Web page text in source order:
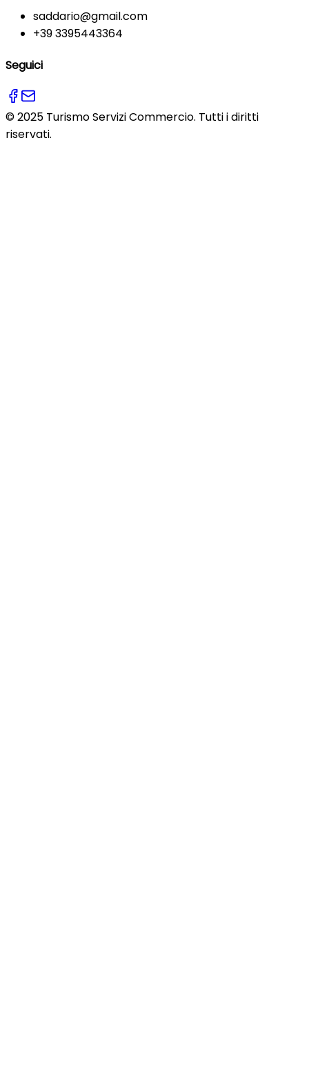
saddario@gmail.com
+39 3395443364
Seguici
© 2025 Turismo Servizi Commercio. Tutti i diritti
riservati.